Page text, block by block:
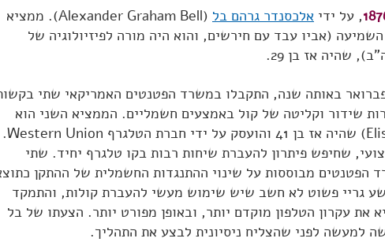
, על ידי אלכסנדר גרהם בל
(Alexander Graham Bell). ממציא
(אביו עבד עם חירשים, והוא היה מורה לפיזיולוגיה של
שהיה אז בן 29.
בתאריך 14 בפברואר באותה שנה, התקבלו במשרד הפטנטים האמריקאי שתי
שידור וקליטה של קול באמצעים חשמליים. הממציא השני הוא
(Elisha Gray) שהיה אז בן 41 והועסק על ידי חברת הטלגרף Western Union.
שחיפש פיתרון להעברת שיחות רבות בקו טלגרף יחיד. שתי
הפטנטים מבוססות על שינוי ההתנגדות החשמלית של ההתקן
גריי פשוט לא חשב שיש שימוש מעשי להעברת קולות, והתמקד
עקרון הטלפון מוקדם יותר, ובאופן מפורט יותר. הצעתו של בל
למעשה לפני שהצליח ניסיונית לבצע את התהליך.